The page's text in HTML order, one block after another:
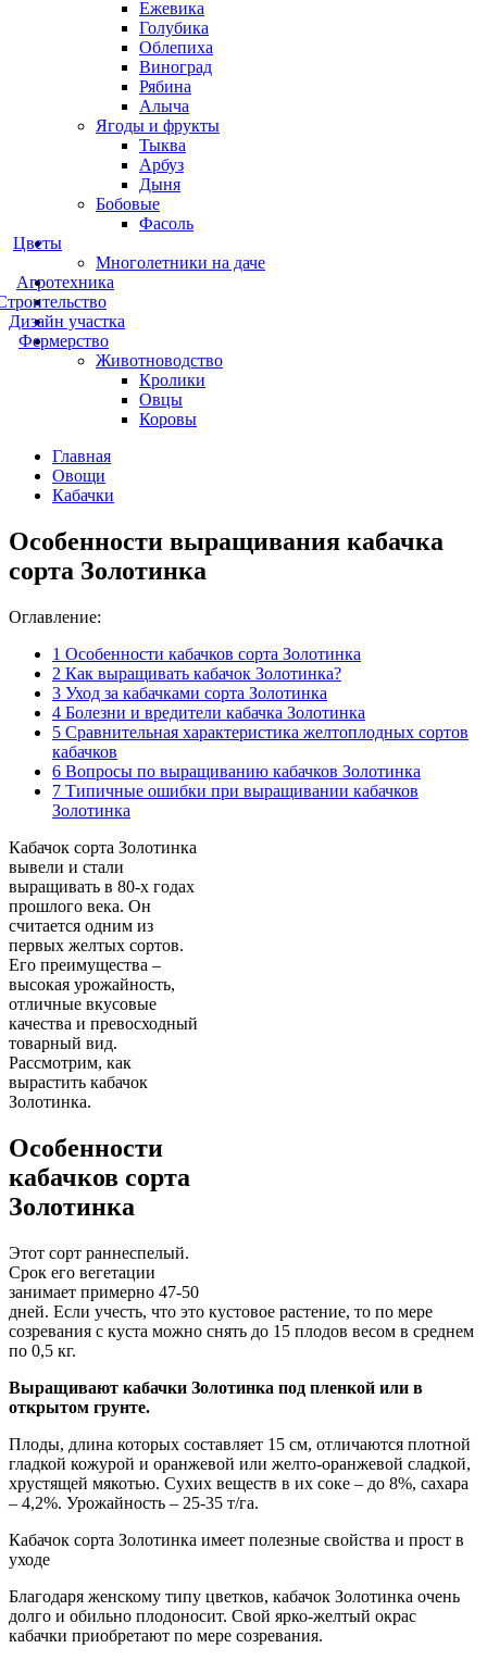
Ежевика
Голубика
Облепиха
Виноград
Рябина
Алыча
Ягоды и фрукты
Тыква
Арбуз
Дыня
Бобовые
Фасоль
Цветы
Многолетники на даче
Агротехника
Дизайн участка
Фермерство
Животноводство
Кролики
Овцы
Коровы
Главная
Овощи
Кабачки
Особенности выращивания кабачка
сорта Золотинка
Оглавление:
1 Особенности кабачков сорта Золотинка
2 Как выращивать кабачок Золотинка?
3 Уход за кабачками сорта Золотинка
4 Болезни и вредители кабачка Золотинка
5 Сравнительная характеристика желтоплодных сортов
кабачков
6 Вопросы по выращиванию кабачков Золотинка
7 Типичные ошибки при выращивании кабачков
Золотинка
Кабачок сорта Золотинка
вывели и стали
выращивать в 80-х годах
прошлого века. Он
считается одним из
первых желтых сортов.
Его преимущества –
высокая урожайность,
отличные вкусовые
качества и превосходный
товарный вид.
Рассмотрим, как
вырастить кабачок
Золотинка.
Особенности
кабачков сорта
Золотинка
Этот сорт раннеспелый.
Срок его вегетации
занимает примерно 47-50
дней. Если учесть, что это кустовое растение, то по мере
созревания с куста можно снять до 15 плодов весом в среднем
по 0,5 кг.
Выращивают кабачки Золотинка под пленкой или в
открытом грунте.
Плоды, длина которых составляет 15 см, отличаются плотной
гладкой кожурой и оранжевой или желто-оранжевой сладкой,
хрустящей мякотью. Сухих веществ в их соке – до 8%, сахара
– 4,2%. Урожайность – 25-35 т/га.
Кабачок сорта Золотинка имеет полезные свойства и прост в
уходе
Благодаря женскому типу цветков, кабачок Золотинка очень
долго и обильно плодоносит. Свой ярко-желтый окрас
кабачки приобретают по мере созревания.